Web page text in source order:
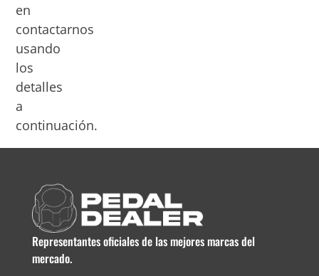
en
contactarnos
usando
los
detalles
a
continuación.
Representantes oficiales de las mejores marcas del
mercado.